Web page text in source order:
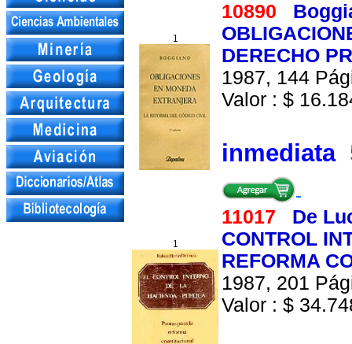
1
10890
DERECHO
1987, 144
Valor : $
inmediata
1
11017 De
CONTROL
REFORMA
1987, 201
Valor : $